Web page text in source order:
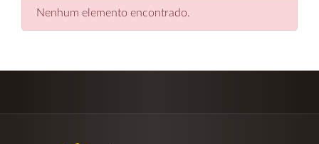
Nenhum elemento encontrado.